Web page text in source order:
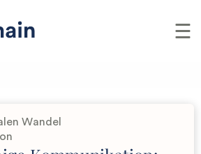
Wandel